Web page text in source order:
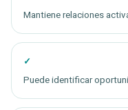
Mantiene relaciones
Puede identificar